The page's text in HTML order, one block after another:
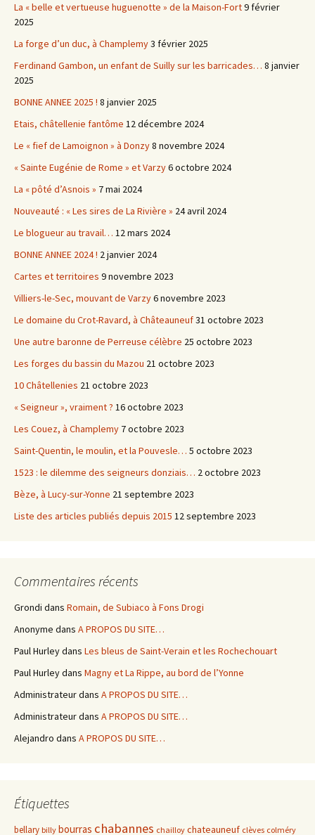
La « belle et vertueuse huguenotte » de la Maison-Fort9 février
2025
La forge d’un duc, à Champlemy3 février 2025
Ferdinand Gambon, un enfant de Suilly sur les barricades… 8 janvier
2025
BONNE ANNEE 2025 ! 8 janvier 2025
Etais, châtellenie fantôme 12 décembre 2024
Le « fief de Lamoignon » à Donzy8 novembre 2024
« Sainte Eugénie de Rome » et Varzy6 octobre 2024
La « pôté d’Asnois » 7 mai 2024
Nouveauté : « Les sires de La Rivière » 24 avril 2024
Le blogueur au travail… 12 mars 2024
BONNE ANNEE 2024 ! 2 janvier 2024
Cartes et territoires 9 novembre 2023
Villiers-le-Sec, mouvant de Varzy6 novembre 2023
Le domaine du Crot-Ravard, à Châteauneuf31 octobre 2023
Une autre baronne de Perreuse célèbre 25 octobre 2023
Les forges du bassin du Mazou 21 octobre 2023
10 Châtellenies 21 octobre 2023
« Seigneur », vraiment ? 16 octobre 2023
Les Couez, à Champlemy 7 octobre 2023
Saint-Quentin, le moulin, et la Pouvesle… 5 octobre 2023
1523 : le dilemme des seigneurs donziais… 2 octobre 2023
Bèze, à Lucy-sur-Yonne 21 septembre 2023
Liste des articles publiés depuis 2015 12 septembre 2023
Commentaires récents
Grondi dans Romain, de Subiaco à Fons Drogi
Anonyme dans A PROPOS DU SITE…
Paul Hurleydans Les bleus de Saint-Verain et les Rochechouart
Paul Hurleydans Magny et La Rippe, au bord de l’Yonne
Administrateurdans A PROPOS DU SITE…
Administrateurdans A PROPOS DU SITE…
Alejandro dans A PROPOS DU SITE…
Étiquettes
bellary billy bourras chabannes chailloy chateauneuf clèves colméry